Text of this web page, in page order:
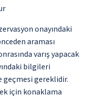
onayındaki
araması
varış yapacak
bilgileri
gereklidir.
için konaklama